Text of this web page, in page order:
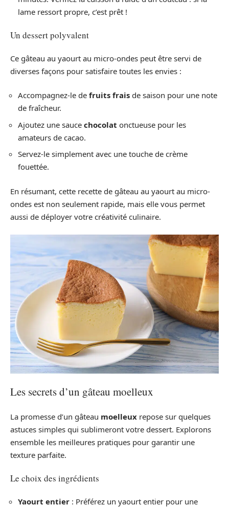
lame ressort propre, c’est prêt !
Un dessert polyvalent
Ce gâteau au yaourt au micro-ondes peut être servi de
diverses façons pour satisfaire toutes les envies :
Accompagnez-le de fruits frais de saison pour une note
de fraîcheur.
Ajoutez une sauce chocolat onctueuse pour les
amateurs de cacao.
Servez-le simplement avec une touche de crème
fouettée.
En résumant, cette recette de gâteau au yaourt au micro-
ondes est non seulement rapide, mais elle vous permet
aussi de déployer votre créativité culinaire.
Les secrets d’un gâteau moelleux
La promesse d’un gâteau moelleux repose sur quelques
astuces simples qui sublimeront votre dessert. Explorons
ensemble les meilleures pratiques pour garantir une
texture parfaite.
Le choix des ingrédients
Yaourt entier : Préférez un yaourt entier pour une